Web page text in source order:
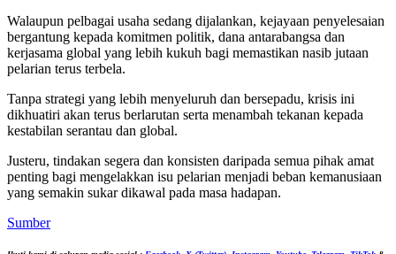
Walaupun pelbagai usaha sedang dijalankan, kejayaan penyelesaian
bergantung kepada komitmen politik, dana antarabangsa dan
kerjasama global yang lebih kukuh bagi memastikan nasib jutaan
pelarian terus terbela.
Tanpa strategi yang lebih menyeluruh dan bersepadu, krisis ini
dikhuatiri akan terus berlarutan serta menambah tekanan kepada
kestabilan serantau dan global.
Justeru, tindakan segera dan konsisten daripada semua pihak amat
penting bagi mengelakkan isu pelarian menjadi beban kemanusiaan
yang semakin sukar dikawal pada masa hadapan.
Sumber